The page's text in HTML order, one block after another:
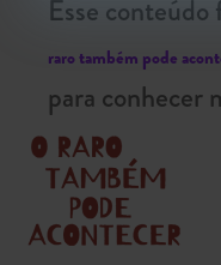
Esse
raro também pode
para conhecer